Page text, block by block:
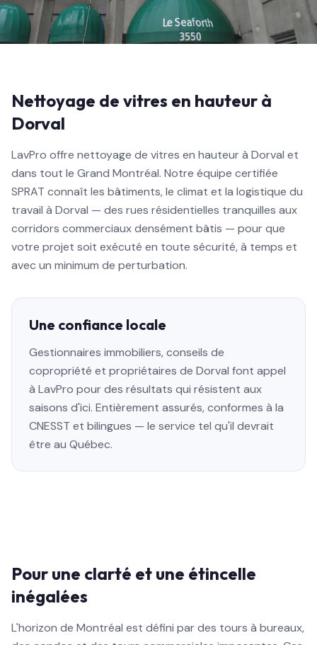
Nettoyage de vitres en hauteur à
Dorval
LavPro offre nettoyage de vitres en hauteur à Dorval et
dans tout le Grand Montréal. Notre équipe certifiée
SPRAT connaît les bâtiments, le climat et la logistique du
travail à Dorval — des rues résidentielles tranquilles aux
corridors commerciaux densément bâtis — pour que
votre projet soit exécuté en toute sécurité, à temps et
avec un minimum de perturbation.
Une confiance locale
Gestionnaires immobiliers, conseils de
copropriété et propriétaires de Dorval font appel
à LavPro pour des résultats qui résistent aux
saisons d'ici. Entièrement assurés, conformes à la
CNESST et bilingues — le service tel qu'il devrait
être au Québec.
Pour une clarté et une étincelle
inégalées
L'horizon de Montréal est défini par des tours à bureaux,